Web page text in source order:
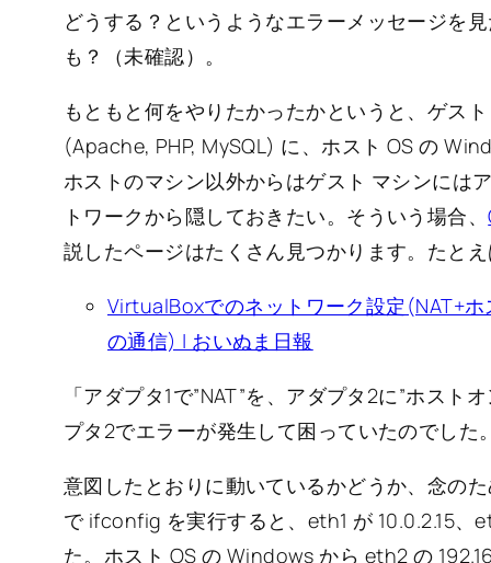
どうする？というようなエラーメッセージを
も？（未確認）。
もともと何をやりたかったかというと、ゲス
(Apache, PHP, MySQL) に、ホスト OS の
ホストのマシン以外からはゲスト マシンには
トワークから隠しておきたい。そういう場合、
説したページはたくさん見つかります。たと
VirtualBoxでのネットワーク設定(NAT+
の通信) | おいぬま日報
「アダプタ1で”NAT”を、アダプタ2に”ホス
プタ2でエラーが発生して困っていたのでした
意図したとおりに動いているかどうか、念の
で ifconfig を実行すると、eth1 が 10.0.2.15、
た。ホスト OS の Windows から eth2 の